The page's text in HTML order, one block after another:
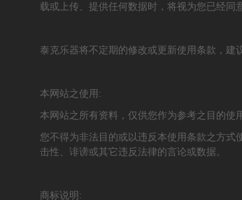
载或上传、提供任何数据时，将视为您已经同
泰克乐器将不定期的修改或更新使用条款，建
本网站之使用:
本网站之所有资料，仅供您作为参考之目的使
您不得为非法目的或以违反本使用条款之方式
击性、诽谤或其它违反法律的言论或数据。
商标说明: